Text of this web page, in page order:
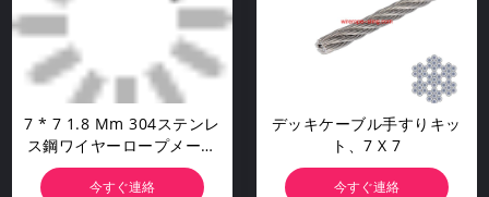
7 * 7 1.8 Mm 304ステンレ
ス鋼ワイヤーロープメーカ
ーカスタマイズ
今すぐ連絡
デッキケーブル手すりキッ
ト、7 X 7
今すぐ連絡